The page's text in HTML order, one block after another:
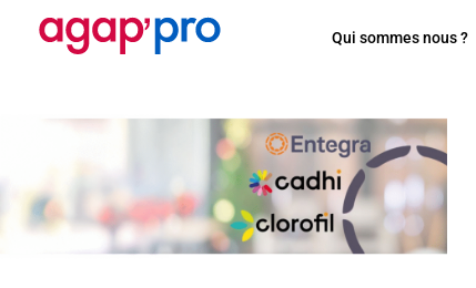
Qui sommes nous ?